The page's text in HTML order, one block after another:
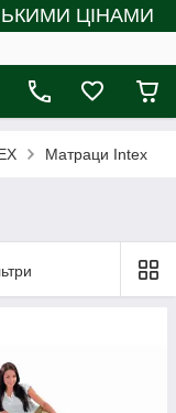
ЦІНАМИ
Матраци Intex